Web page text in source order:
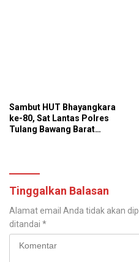
Sambut HUT Bhayangkara
ke-80, Sat Lantas Polres
Tulang Bawang Barat
Tinggalkan Balasan
Alamat email Anda tidak akan
ditandai *